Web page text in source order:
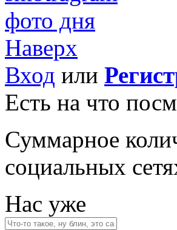
фото дня
Наверх
Вход или
Есть на что
Суммарное
социальных
Нас уже